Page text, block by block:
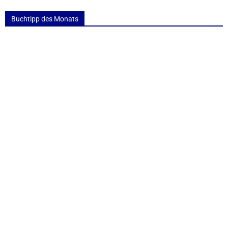
Buchtipp des Monats